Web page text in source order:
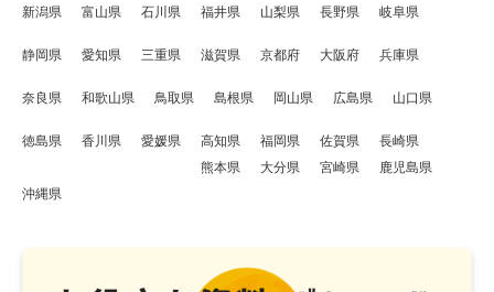
新潟県 富山県 石川県 福井県 山梨県 長野県 岐阜県
静岡県 愛知県 三重県 滋賀県 京都府 大阪府 兵庫県
奈良県 和歌山県 鳥取県 島根県 岡山県 広島県 山口県
徳島県 香川県 愛媛県 高知県 福岡県 佐賀県
長崎県
熊本県
大分県 宮崎県
鹿児島県
沖縄県